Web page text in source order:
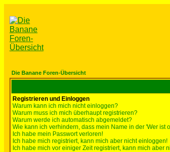
Die Banane Foren-Übersicht
Registrieren und Einloggen
Warum kann ich mich nicht einloggen?
Warum muss ich mich überhaupt registrieren?
Warum werde ich automatisch abgemeldet?
Wie kann ich verhindern, dass mein Name in der 'Wer ist
Ich habe mein Passwort verloren!
Ich habe mich registriert, kann mich aber nicht einloggen!
Ich habe mich vor einiger Zeit registriert, kann mich aber